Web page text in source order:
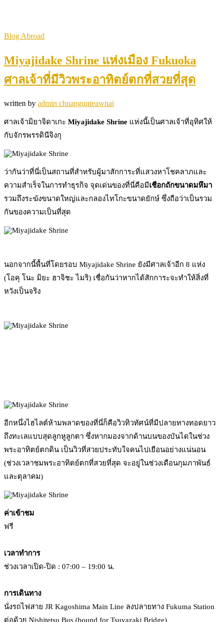
Blog Abroad
Miyajidake Shrine แห่งเมือง Fukuoka
ศาลเจ้าที่มีวิวพระอาทิตย์ตกที่สวยที่สุด
written by admin chuangunteawnai
ศาลเจ้ามิยาจิดาเกะ Miyajidake Shrine แห่งนี้เป็นศาลเจ้าที่อุทิศให้
กับจักรพรรดินีจิงกุ
ว่ากันว่าที่นี่เป็นสถานที่สำหรับผู้มาสักการะที่แสวงหาโชคลาภและ
ความสำเร็จในการทำธุรกิจ จุดเด่นของที่นี่คือมีเชือกถักขนาดมหึมา
รวมถึงระฆังขนาดใหญ่และกลองไทโกะขนาดยักษ์ ซึ่งถือว่าเป็นรวม
กันของความเป็นที่สุด
นอกจากนี้พื้นที่โดยรอบ Miyajidake Shrine ยังมีศาลเจ้าอีก 8 แห่ง
(โอคุ โนะ มิยะ ฮาจิชะ ไมริ) เชื่อกันว่าหากได้สักการะจะทำให้สิ่งที่
หวังเป็นจริง
อีกหนึ่งไฮไลต์ห้ามพลาดของที่นี่ก็คือวิวทิวทัศน์ที่มีปลายทางทอดยาว
ถึงทะเลแบบสุดลูกหูลูกตา ซึ่งหากมองจากด้านบนของบันไดในช่วง
พระอาทิตย์ตกดิน เป็นวิวที่สวยประทับใจคนไปเยือนอย่างแน่นอน
(ช่วงเวลาชมพระอาทิตย์ตกที่สวยที่สุด จะอยู่ในช่วงเดือนกุมภาพันธ์
และตุลาคม)
ค่าเข้าชม
ฟรี
เวลาทำการ
ช่วงเวลาเปิด-ปิด : 07:00 – 19:00 น.
การเดินทาง
นั่งรถไฟสาย JR Kagoshima Main Line ลงปลายทาง Fukuma Station
ต่อด้วย Nishitetsu Bus (bound for Tsuyazaki Bridge)